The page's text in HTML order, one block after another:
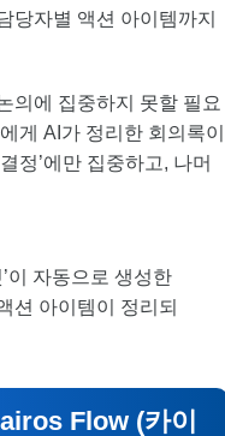
당자별 액션 아이템까지
의에 집중하지 못할 필요
게 AI가 정리한 회의록이
정’에만 집중하고, 나머
이 자동으로 생성한
션 아이템이 정리되
Flow (카이